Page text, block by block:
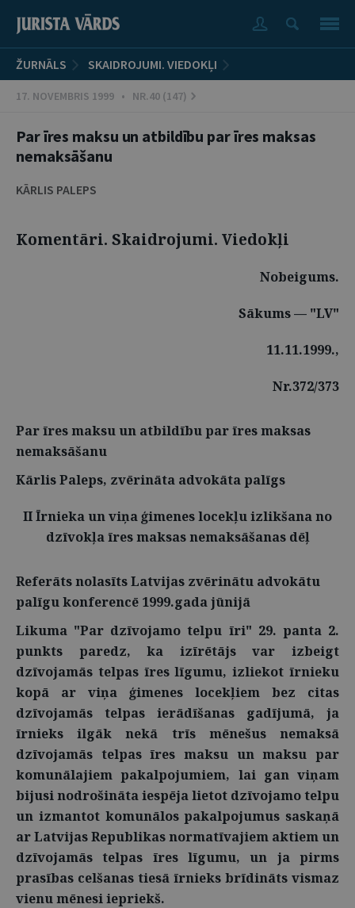
ŽURNĀLS SKAIDROJUMI. VIEDOKĻI
17. NOVEMBRIS 1999 • NR.40 (147)
Par īres maksu un atbildību par īres maksas
nemaksāšanu
KĀRLIS PALEPS
Komentāri. Skaidrojumi. Viedokļi
Nobeigums.
Sākums — "LV"
11.11.1999.,
Nr.372/373
Par īres maksu un atbildību par īres maksas
nemaksāšanu
Kārlis Paleps, zvērināta advokāta palīgs
II Īrnieka un viņa ģimenes locekļu izlikšana no
dzīvokļa īres maksas nemaksāšanas dēļ
Referāts nolasīts Latvijas zvērinātu advokātu
palīgu konferencē 1999.gada jūnijā
Likuma "Par dzīvojamo telpu īri" 29. panta 2.
punkts paredz, ka izīrētājs var izbeigt
dzīvojamās telpas īres līgumu, izliekot īrnieku
kopā ar viņa ģimenes locekļiem bez citas
dzīvojamās telpas ierādīšanas gadījumā, ja
īrnieks ilgāk nekā trīs mēnešus nemaksā
dzīvojamās telpas īres maksu un maksu par
komunālajiem pakalpojumiem, lai gan viņam
bijusi nodrošināta iespēja lietot dzīvojamo telpu
un izmantot komunālos pakalpojumus saskaņā
ar Latvijas Republikas normatīvajiem aktiem un
dzīvojamās telpas īres līgumu, un ja pirms
prasības celšanas tiesā īrnieks brīdināts vismaz
vienu mēnesi iepriekš.